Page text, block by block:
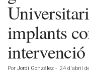
implants
intervenció
Por Jordi González - 24 d'abril